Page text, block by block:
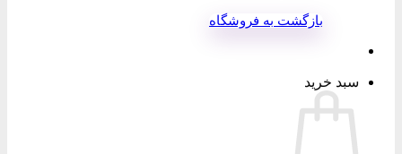
بازگشت به فروشگاه
سبد خرید